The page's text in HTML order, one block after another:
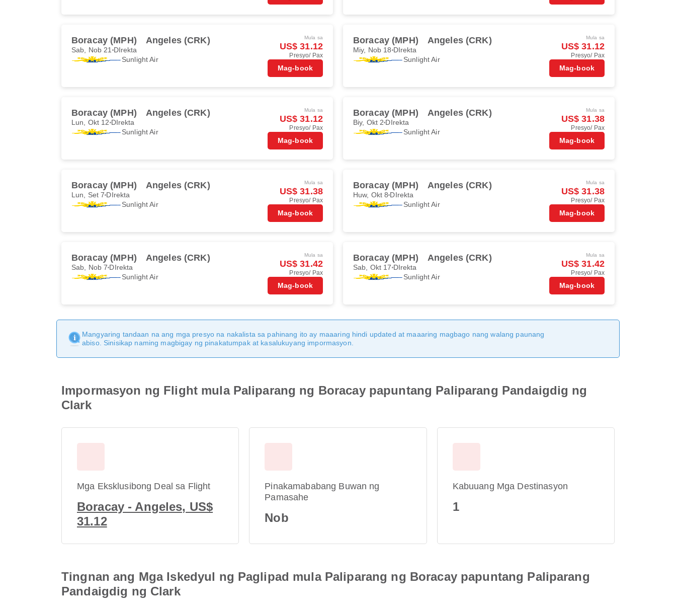
Boracay (MPH) Angeles (CRK)
Sab, Nob 21 DIrekta
Sunlight Air
Mula sa
US$ 31.12
Presyo/ Pax
Mag-book
Boracay (MPH) Angeles (CRK)
Miy, Nob 18 DIrekta
Sunlight Air
Mula sa
US$ 31.12
Presyo/ Pax
Mag-book
Boracay (MPH) Angeles (CRK)
Lun, Okt 12 DIrekta
Sunlight Air
Mula sa
US$ 31.12
Presyo/ Pax
Mag-book
Boracay (MPH) Angeles (CRK)
Biy, Okt 2 DIrekta
Sunlight Air
Mula sa
US$ 31.38
Presyo/ Pax
Mag-book
Boracay (MPH) Angeles (CRK)
Lun, Set 7 DIrekta
Sunlight Air
Mula sa
US$ 31.38
Presyo/ Pax
Mag-book
Boracay (MPH) Angeles (CRK)
Huw, Okt 8 DIrekta
Sunlight Air
Mula sa
US$ 31.38
Presyo/ Pax
Mag-book
Boracay (MPH) Angeles (CRK)
Sab, Nob 7 DIrekta
Sunlight Air
Mula sa
US$ 31.42
Presyo/ Pax
Mag-book
Boracay (MPH) Angeles (CRK)
Sab, Okt 17 DIrekta
Sunlight Air
Mula sa
US$ 31.42
Presyo/ Pax
Mag-book
Mangyaring tandaan na ang mga presyo na nakalista sa pahinang ito ay maaaring hindi updated at maaaring magbago nang walang paunang
abiso. Sinisikap naming magbigay ng pinakatumpak at kasalukuyang impormasyon.
Impormasyon ng Flight mula Paliparang ng Boracay papuntang Paliparang Pandaigdig ng
Clark
Mga Eksklusibong Deal sa Flight
Boracay - Angeles, US$
31.12
Pinakamababang Buwan ng
Pamasahe
Nob
Kabuuang Mga Destinasyon
1
Tingnan ang Mga Iskedyul ng Paglipad mula Paliparang ng Boracay papuntang Paliparang
Pandaigdig ng Clark